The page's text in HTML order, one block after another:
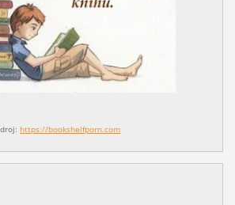
https://bookshelfporn.com